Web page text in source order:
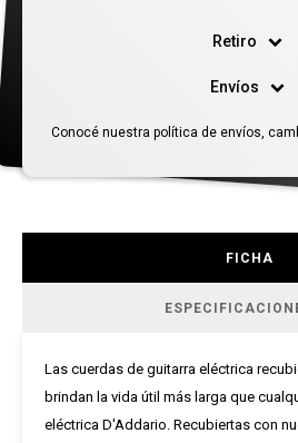
Retiro
Envíos
Conocé nuestra política de envíos,
FICHA
Las cuerdas de guitarra eléctrica
brindan la vida útil más larga que
eléctrica D'Addario. Recubiertas con